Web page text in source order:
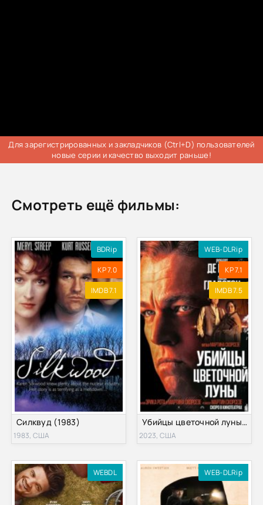
Для зарегистрированных и закладчиков (Ctrl+D) пользователей
новые серии и качество выходит раньше!
Смотреть ещё фильмы:
BDRip
KP 7.0
IMDB 7.1
Силквуд (1983)
1983, США
WEB-DLRip
KP 7.1
IMDB 7.5
Убийцы цветочной луны (2023)
2023, США
WEBDL WEB-DLRip